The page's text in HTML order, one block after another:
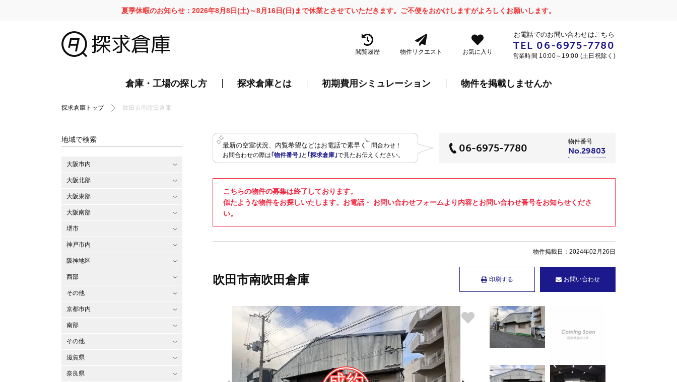
夏季休暇のお知らせ：2026年8月8日(土)～8月16日(日)まで休業とさせていただきます。ご不便をおかけしますがよろしくお願いします。
閲覧履歴 物件リクエスト お気に入り
お電話でのお問い合わせはこちら
TEL 06-6975-7780
営業時間 10:00～19:00 (土日祝除く)
倉庫・工場の探し方 探求倉庫とは 初期費用シミュレーション 物件を掲載しませんか
探求倉庫トップ 吹田市南吹田倉庫
最新の空室状況、内覧希望などはお電話で素早く
問合わせ！
お問合わせの際は｢物件番号｣ と ｢探求倉庫｣で見たお伝えください。
06-6975-7780
物件番号
No.29803
こちらの物件の募集は終了しております。
似たような物件をお探しいたします。お電話・ お問い合わせフォームより内容とお問い合わせ番号をお知らせくださ
い。
物件掲載日：2024年02月26日
印刷する お問い合わせ
吹田市南吹田倉庫
地域で検索
大阪市内
大阪北部
大阪東部
大阪南部
堺市
神戸市内
阪神地区
西部
その他
京都市内
南部
その他
滋賀県
奈良県